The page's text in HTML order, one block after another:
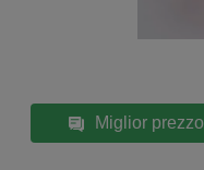
Miglior prezzo